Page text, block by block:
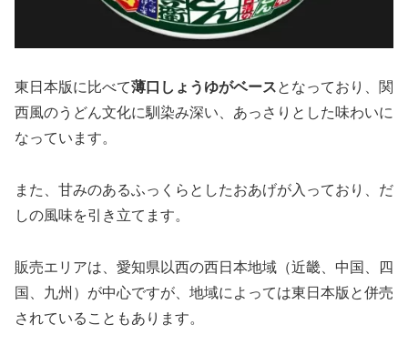
東日本版に比べて薄口しょうゆがベースとなっており、関
西風のうどん文化に馴染み深い、あっさりとした味わいに
なっています。
また、甘みのあるふっくらとしたおあげが入っており、だ
しの風味を引き立てます。
販売エリアは、愛知県以西の西日本地域（近畿、中国、四
国、九州）が中心ですが、地域によっては東日本版と併売
されていることもあります。